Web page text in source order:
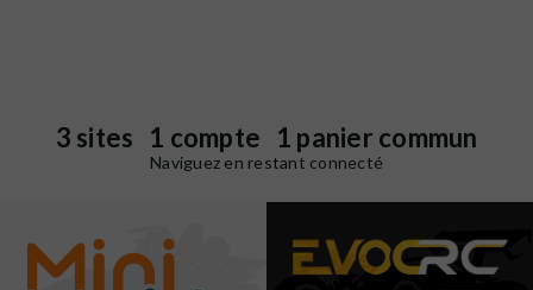
3 sites 1 compte 1 panier commun
Naviguez en restant connecté